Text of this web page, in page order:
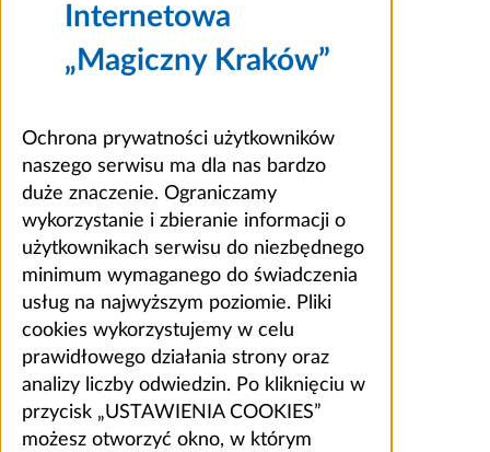
Internetowa
„Magiczny Kraków”
Ochrona prywatności użytkowników
naszego serwisu ma dla nas bardzo
duże znaczenie. Ograniczamy
wykorzystanie i zbieranie informacji o
użytkownikach serwisu do niezbędnego
minimum wymaganego do świadczenia
usług na najwyższym poziomie. Pliki
cookies wykorzystujemy w celu
prawidłowego działania strony oraz
analizy liczby odwiedzin. Po kliknięciu w
przycisk „USTAWIENIA COOKIES”
możesz otworzyć okno, w którym